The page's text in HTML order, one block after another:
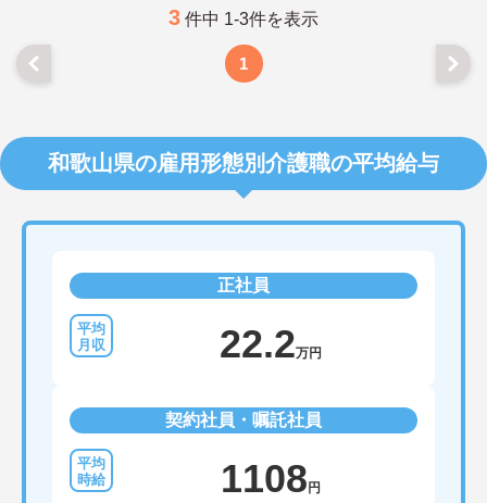
3 件中 1-3件を表示
1
和歌山県の雇用形態別介護職の平均給与
正社員
22.2万円
契約社員・嘱託社員
1108 円